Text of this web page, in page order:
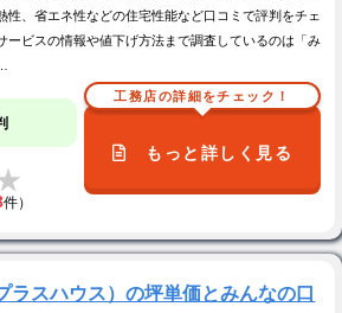
性、省エネ性などの住宅性能など口コミで評判をチェ
ービスの情報や値下げ方法まで調査しているのは「み
件）
工務店の詳細をチェック！
もっと詳しく見る
ラスハウス）の坪単価とみんなの口